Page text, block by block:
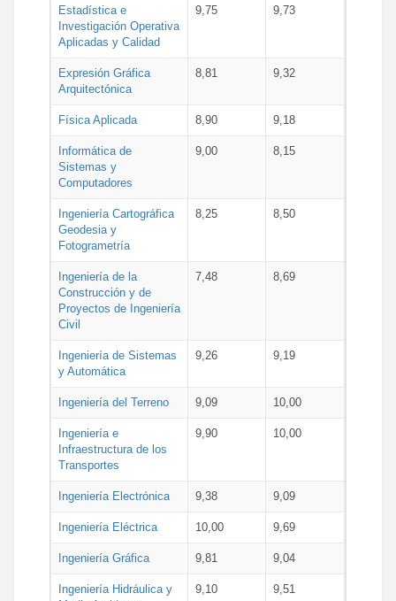
Estadística e
Investigación Operativa
Aplicadas y Calidad
9,75 9,73
Expresión Gráfica
Arquitectónica
8,81 9,32
Física Aplicada 8,90 9,18
Informática de
Sistemas y
Computadores
9,00 8,15
Ingeniería Cartográfica
Geodesia y
Fotogrametría
8,25 8,50
Ingeniería de la
Construcción y de
Proyectos de Ingeniería
Civil
7,48 8,69
Ingeniería de Sistemas
y Automática
9,26 9,19
Ingeniería del Terreno 9,09 10,00
Ingeniería e
Infraestructura de los
Transportes
9,90 10,00
Ingeniería Electrónica 9,38 9,09
Ingeniería Eléctrica 10,00 9,69
Ingeniería Gráfica 9,81 9,04
Ingeniería Hidráulica y
9,10 9,51